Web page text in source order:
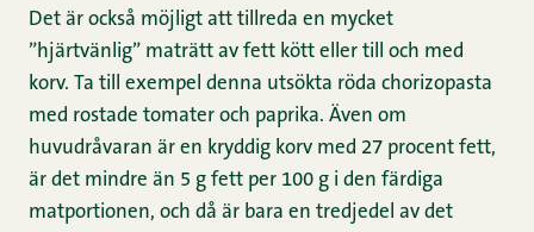
Det är också möjligt att tillreda en mycket
”hjärtvänlig” maträtt av fett kött eller till och med
korv. Ta till exempel denna utsökta röda chorizopasta
med rostade tomater och paprika. Även om
huvudråvaran är en kryddig korv med 27 procent fett,
är det mindre än 5 g fett per 100 g i den färdiga
matportionen, och då är bara en tredjedel av det